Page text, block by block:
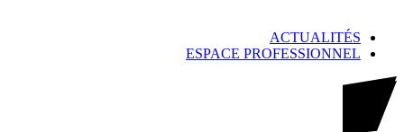
ACTUALITÉS
ESPACE PROFESSIONNEL